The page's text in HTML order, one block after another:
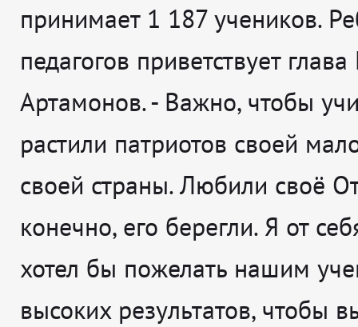
принимает 1 187 учеников.
педагогов приветствует
Артамонов. - Важно, чтобы
растили патриотов своей
своей страны. Любили своё
конечно, его берегли. Я от
хотел бы пожелать нашим
высоких результатов, чтобы